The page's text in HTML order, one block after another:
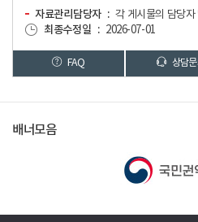
자료관리담당자
각 게시물의 담당
최종수정일
2026-07-01
FAQ 상담문
배너모음